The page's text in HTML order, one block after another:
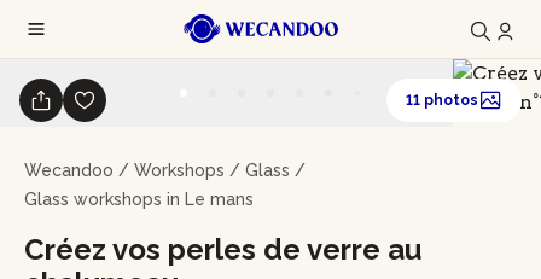
Wecandoo / Workshops / Glass /
Glass workshops in Le mans
Créez vos perles de verre au
11 photos